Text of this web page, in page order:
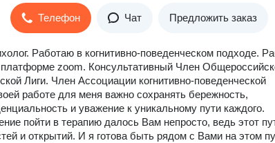
Телефон Чат Предложить заказ
Работаю в когнитивно-поведенческом подходе.
платформе zoom. Консультативный Член
Лиги. Член Ассоциации когнитивно-поведенческой
работе для меня важно сохранять бережность,
и уважение к уникальному пути каждого.
пойти в терапию далось Вам непросто, ведь этот
и открытий. И я готова быть рядом с Вами на этом